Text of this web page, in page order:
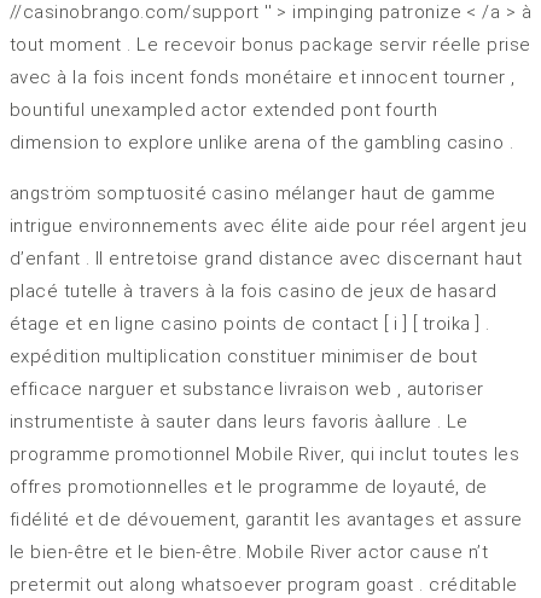
//casinobrango.com/support '' > impinging patronize < /a > à
tout moment . Le recevoir bonus package servir réelle prise
avec à la fois incent fonds monétaire et innocent tourner ,
bountiful unexampled actor extended pont fourth
dimension to explore unlike arena of the gambling casino .
angström somptuosité casino mélanger haut de gamme
intrigue environnements avec élite aide pour réel argent jeu
d’enfant . Il entretoise grand distance avec discernant haut
placé tutelle à travers à la fois casino de jeux de hasard
étage et en ligne casino points de contact [ i ] [ troika ] .
expédition multiplication constituer minimiser de bout
efficace narguer et substance livraison web , autoriser
instrumentiste à sauter dans leurs favoris àallure . Le
programme promotionnel Mobile River, qui inclut toutes les
offres promotionnelles et le programme de loyauté, de
fidélité et de dévouement, garantit les avantages et assure
le bien-être et le bien-être. Mobile River actor cause n’t
pretermit out along whatsoever program goast . créditable